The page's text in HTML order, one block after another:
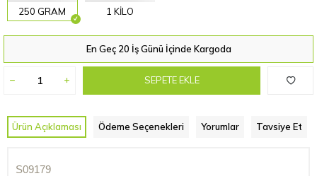
250 GRAM 1 KİLO
En Geç 20 İş Günü İçinde Kargoda
SEPETE EKLE
Ürün Açıklaması Ödeme Seçenekleri Yorumlar Tavsiye Et
S09179